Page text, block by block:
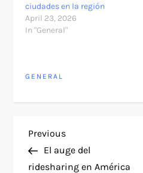
ciudades en la región
April 23, 2026
In "General"
GENERAL
P
o
Previous
Post
Previous
El auge del
ridesharing en América